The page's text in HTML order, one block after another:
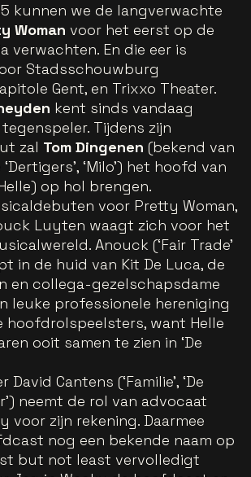
kunnen we de langverwachte
Woman voor het eerst op de
verwachten. En die eer is
Stadsschouwburg
Gent, en Trixxo Theater.
kent sinds vandaag
Tijdens zijn
zal Tom Dingenen (bekend van
‘Milo’) het hoofd van
op hol brengen.
voor Pretty Woman,
Luyten waagt zich voor het
Anouck (‘Fair Trade’
in de huid van Kit De Luca, de
en collega-gezelschapsdame
leuke professionele hereniging
hoofdrolspeelsters, want Helle
ooit samen te zien in ‘De
Cantens (‘Familie’, ‘De
neemt de rol van advocaat
voor zijn rekening. Daarmee
nog een bekende naam op
but not least vervolledigt